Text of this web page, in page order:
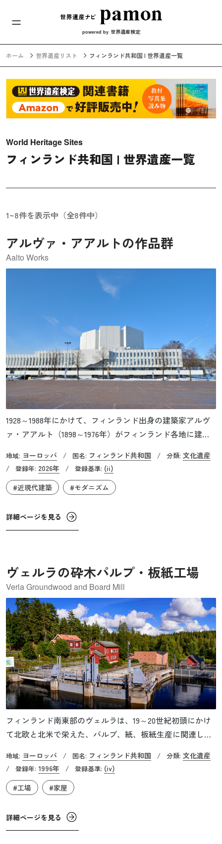
メインナビ
powered by 世界遺産検定
ホーム 世界遺産リスト フィンランド共和国 | 世界遺産一覧
World Heritage Sites
フィンランド共和国 | 世界遺産一覧
1~8件を表示中（全8件中）
アルヴァ・アアルトの作品群
Aalto Works
1928～1988年にかけて、フィンランド出身の建築家アルヴ
ァ・アアルト（1898～1976年）がフィンランド各地に建設
所スタッフ、関連企業の社員など、多くの協働者とともに
作品を完成させました。アアルトは20世紀モダニズム運動
の国際的な理念を取り入れながら、それをフィンランド地
築を設計しました。初期の作品は機能主義的な側面が強
く、次第に人間の感覚や快適性を重視する独自の「有機的
しや地域社会に寄り添う建築を実現しました。
地域: ヨーロッパ / 国名: フィンランド共和国 / 分類: 文化遺産
/ 登録年: 2026年 / 登録基準: (ii)
#近現代建築
#モダニズム
詳細ページを見る
ヴェルラの砕木パルプ・板紙工場
Verla Groundwood and Board Mill
フィンランド南東部のヴェルラは、19～20世紀初頭にかけ
て北欧と北米で栄えた、パルプ、紙、板紙生産に関連した
砕木パルプ・板紙工場は、フィンランドの基幹産業であっ
た製材・製紙産業を支えた工場の一つで、最初の砕木工場
が建設されたのは1872年のことです。その後10年後に操業
が、生産し使用された機械や備品は全て操業停止当時のま
まに工場内に残されました。1972年からは博物館として公
地域: ヨーロッパ / 国名: フィンランド共和国 / 分類: 文化遺産
/ 登録年: 1996年 / 登録基準: (iv)
#工場
#家屋
詳細ページを見る